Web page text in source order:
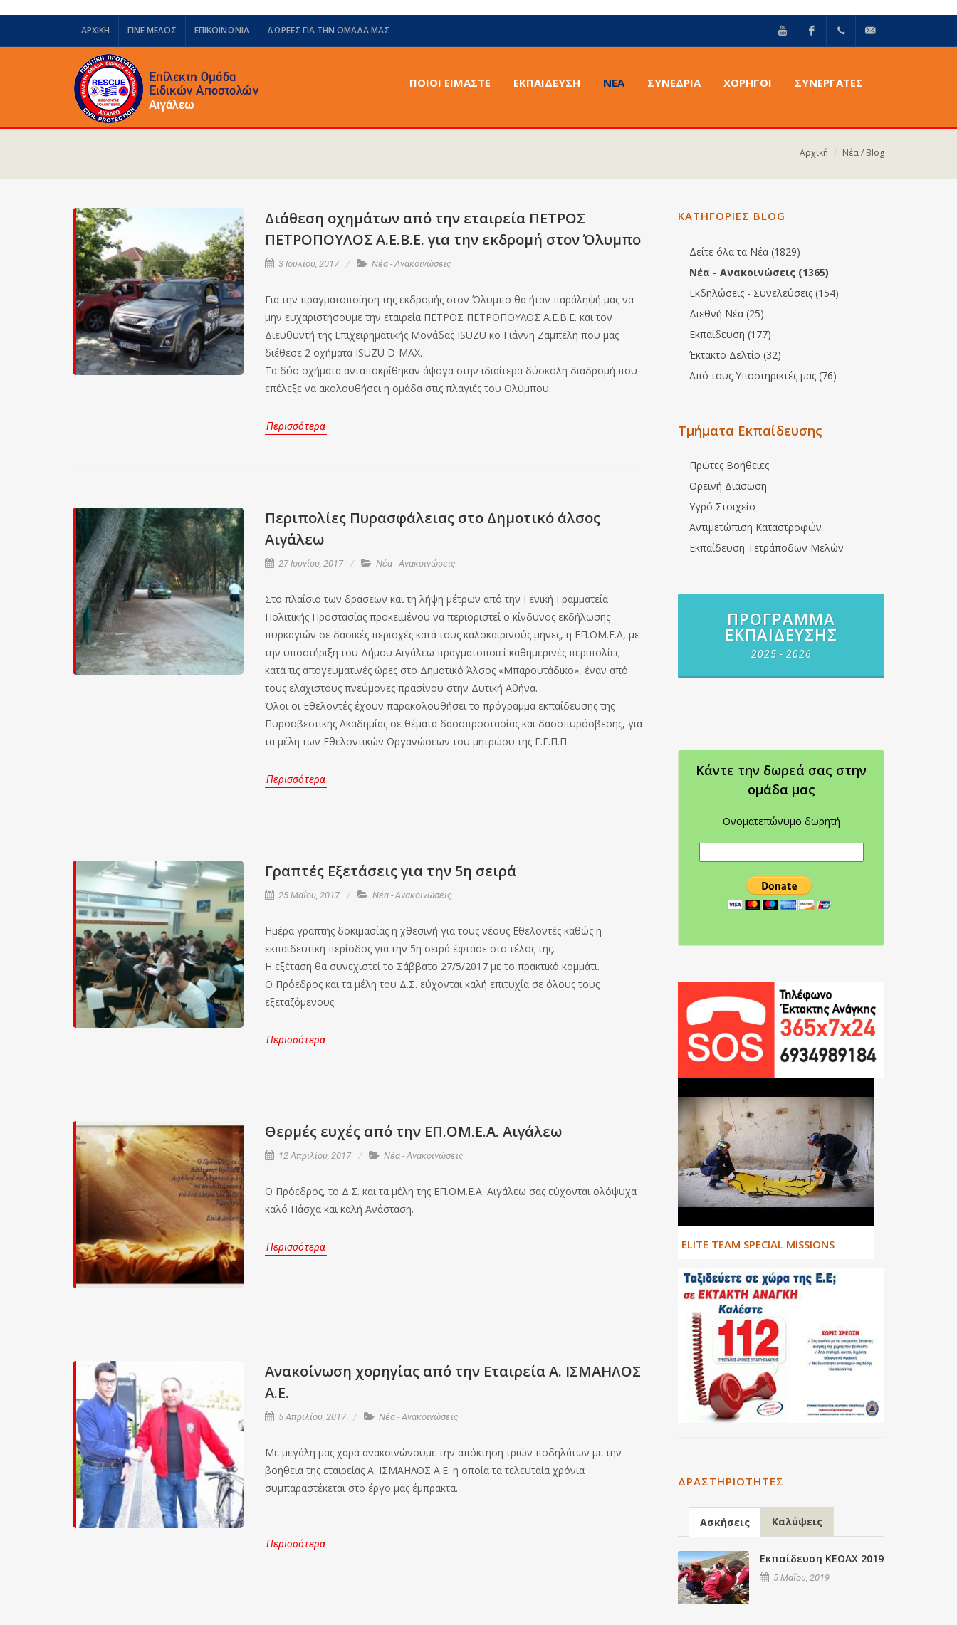
ΑΡΧΙΚΗ ΓΙΝΕ ΜΕΛΟΣ ΕΠΙΚΟΙΝΩΝΙΑ ΔΩΡΕΈΣ ΓΙΑ ΤΗΝ ΟΜΆΔΑ ΜΑΣ
ΠΟΙΟΙ ΕΙΜΑΣΤΕ ΕΚΠΑΙΔΕΥΣΗ ΝΈΑ ΣΥΝΈΔΡΙΑ ΧΟΡΗΓΟΙ ΣΥΝΕΡΓΑΤΕΣ
Αρχική Νέα / Blog
Διάθεση οχημάτων από την εταιρεία ΠΕΤΡΟΣ
ΠΕΤΡΟΠΟΥΛΟΣ Α.Ε.Β.Ε. για την εκδρομή στον Όλυμπο
3 Ιουλίου, 2017 Νέα - Ανακοινώσεις
Για την πραγματοποίηση της εκδρομής στον Όλυμπο θα ήταν παράληψή μας να
μην ευχαριστήσουμε την εταιρεία ΠΕΤΡΟΣ ΠΕΤΡΟΠΟΥΛΟΣ Α.Ε.Β.Ε. και τον
Διευθυντή της Επιχειρηματικής Μονάδας ISUZU κο Γιάννη Ζαμπέλη που μας
διέθεσε 2 οχήματα ISUZU D-ΜΑΧ.
Τα δύο οχήματα ανταποκρίθηκαν άψογα στην ιδιαίτερα δύσκολη διαδρομή που
επέλεξε να ακολουθήσει η ομάδα στις πλαγιές του Ολύμπου.
Περισσότερα
Περιπολίες Πυρασφάλειας στο Δημοτικό άλσος
Αιγάλεω
27 Ιουνίου, 2017 Νέα - Ανακοινώσεις
Στο πλαίσιο των δράσεων και τη λήψη μέτρων από την Γενική Γραμματεία
Πολιτικής Προστασίας προκειμένου να περιοριστεί ο κίνδυνος εκδήλωσης
πυρκαγιών σε δασικές περιοχές κατά τους καλοκαιρινούς μήνες, η ΕΠ.ΟΜ.Ε.Α, με
την υποστήριξη του Δήμου Αιγάλεω πραγματοποιεί καθημερινές περιπολίες
κατά τις απογευματινές ώρες στο Δημοτικό Άλσος «Μπαρουτάδικο», έναν από
τους ελάχιστους πνεύμονες πρασίνου στην Δυτική Αθήνα.
Όλοι οι Εθελοντές έχουν παρακολουθήσει το πρόγραμμα εκπαίδευσης της
Πυροσβεστικής Ακαδημίας σε θέματα δασοπροστασίας και δασοπυρόσβεσης, για
τα μέλη των Εθελοντικών Οργανώσεων του μητρώου της Γ.Γ.Π.Π.
Περισσότερα
Γραπτές Εξετάσεις για την 5η σειρά
25 Μαΐου, 2017 Νέα - Ανακοινώσεις
Ημέρα γραπτής δοκιμασίας η χθεσινή για τους νέους Εθελοντές καθώς η
εκπαιδευτική περίοδος για την 5η σειρά έφτασε στο τέλος της.
Η εξέταση θα συνεχιστεί το Σάββατο 27/5/2017 με το πρακτικό κομμάτι.
Ο Πρόεδρος και τα μέλη του Δ.Σ. εύχονται καλή επιτυχία σε όλους τους
εξεταζόμενους.
Περισσότερα
Θερμές ευχές από την ΕΠ.ΟΜ.Ε.Α. Αιγάλεω
12 Απριλίου, 2017 Νέα - Ανακοινώσεις
Ο Πρόεδρος, το Δ.Σ. και τα μέλη της ΕΠ.ΟΜ.Ε.Α. Αιγάλεω σας εύχονται ολόψυχα
καλό Πάσχα και καλή Ανάσταση.
Περισσότερα
Ανακοίνωση χορηγίας από την Εταιρεία Α. ΙΣΜΑΗΛΟΣ
Α.Ε.
5 Απριλίου, 2017 Νέα - Ανακοινώσεις
Με μεγάλη μας χαρά ανακοινώνουμε την απόκτηση τριών ποδηλάτων με την
βοήθεια της εταιρείας Α. ΙΣΜΑΗΛΟΣ Α.Ε. η οποία τα τελευταία χρόνια
συμπαραστέκεται στο έργο μας έμπρακτα.
Περισσότερα
ΚΑΤΗΓΟΡΙΕΣ BLOG
Δείτε όλα τα Νέα (1829)
Νέα - Ανακοινώσεις (1365)
Εκδηλώσεις - Συνελεύσεις (154)
Διεθνή Νέα (25)
Εκπαίδευση (177)
Έκτακτο Δελτίο (32)
Από τους Υποστηρικτές μας (76)
Τμήματα Εκπαίδευσης
Πρώτες Βοήθειες
Ορεινή Διάσωση
Υγρό Στοιχείο
Αντιμετώπιση Καταστροφών
Εκπαίδευση Τετράποδων Μελών
ΠΡΌΓΡΑΜΜΑ
ΕΚΠΑΊΔΕΥΣΗΣ
2025 - 2026
Κάντε την δωρεά σας στην
oμάδα μας
Ονοματεπώνυμο δωρητή
ΕLITE TEAM SPECIAL MISSIONS
ΔΡΑΣΤΗΡΙΌΤΗΤΕΣ
Ασκήσεις Καλύψεις
Εκπαίδευση ΚΕΟΑΧ 2019
5 Μαΐου, 2019